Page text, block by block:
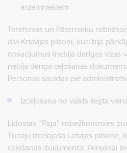
ārzemniekiem
Terehovas un Pāternieku
divi Krievijas pilsoņi, kuri bija
nosacījumus (nebija derīgas vīzas
nebija derīga ceļošanas
Personas sauktas pie
Izceļošana no valsts liegta
Lidostas “Rīga” robežkontroles
Turciju izceļojoša Latvijas pilsone,
ceļošanas dokumenta. Personai